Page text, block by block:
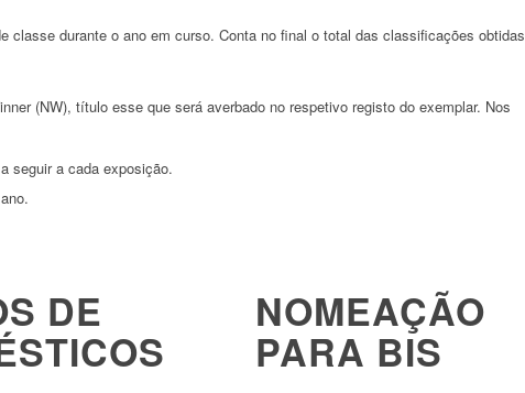
durante o ano em curso. Conta no final o total das classificações obtidas
(NW), título esse que será averbado no respetivo registo do exemplar. Nos
seguir a cada exposição.
DE NOMEAÇÃO
PARA BIS